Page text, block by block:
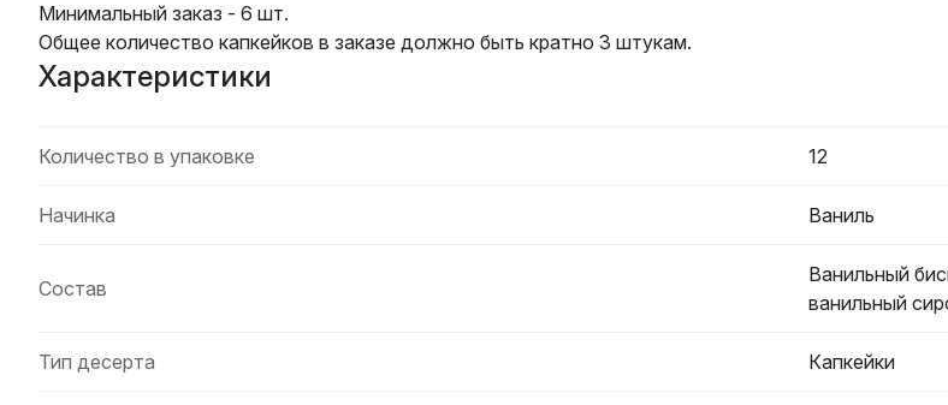
Минимальный заказ - 6 шт.
Общее количество капкейков в заказе должно быть кратно 3 штукам.
Характеристики
Количество в упаковке 12
Начинка Ваниль
Состав
Ванильный
ванильный
Тип десерта Капкейки